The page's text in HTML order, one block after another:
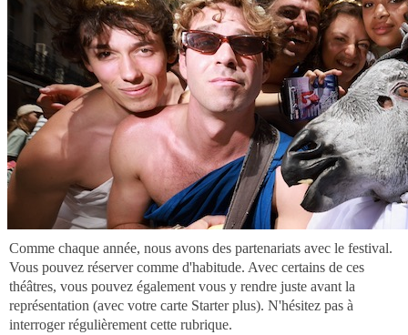
Comme chaque année, nous avons des partenariats avec le festival.
Vous pouvez réserver comme d'habitude. Avec certains de ces
théâtres, vous pouvez également vous y rendre juste avant la
représentation (avec votre carte Starter plus). N'hésitez pas à
interroger régulièrement cette rubrique.